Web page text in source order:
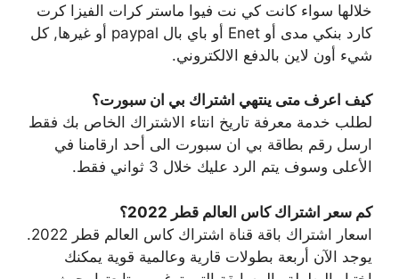
خلالها سواء كانت كي نت فيوا ماستر كرات الفيزا كرت
كارد بنكي مدى أو Enet أو باي بال paypal أو غيرها, كل
شيء أون لاين بالدفع الالكتروني.
كيف اعرف متى ينتهي اشتراك بي ان سبورت؟
لطلب خدمة معرفة تاريخ انتاء الاشتراك الخاص بك فقط
ارسل رقم بطاقة بي ان سبورت الى أحد ارقامنا في
الأعلى وسوف يتم الرد عليك خلال 3 ثواني فقط.
كم سعر اشتراك كاس العالم قطر 2022؟
اسعار اشتراك باقة قناة اشتراك كاس العالم قطر 2022.
يوجد الآن أربعة بطولات قارية وعالمية قوية يمكنك